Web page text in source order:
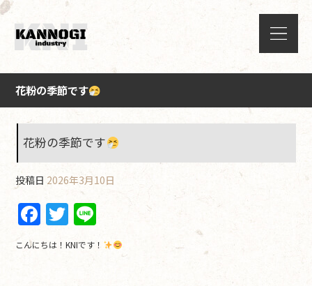
花粉の季節です
花粉の季節です
投稿日 2026年3月10日
F
a
c
T
w
itt
n
e
こんにちは！KNIです！